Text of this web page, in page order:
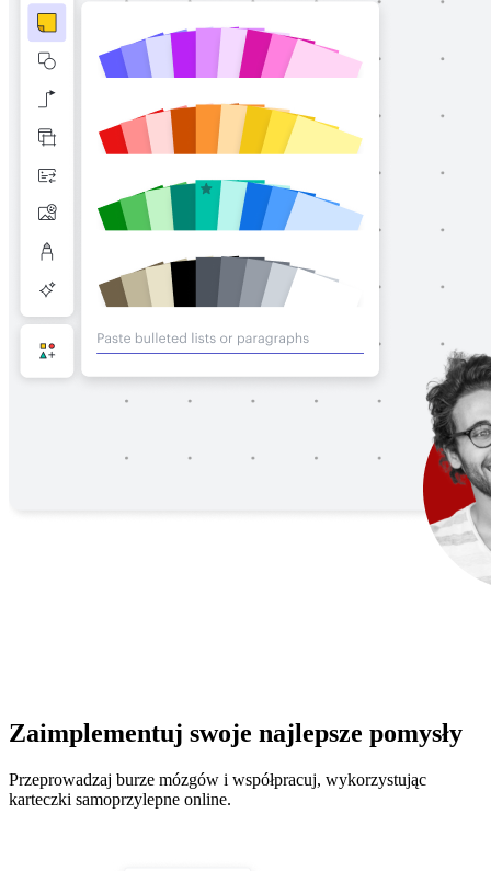
Zaimplementuj swoje najlepsze pomysły
Przeprowadzaj burze mózgów i współpracuj, wykorzystując
karteczki samoprzylepne online.